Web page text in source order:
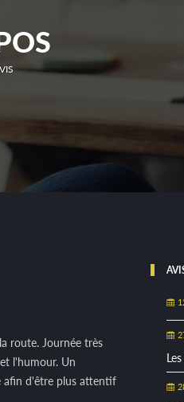
route. Journée très
l'humour. Un
afin d'être plus attentif